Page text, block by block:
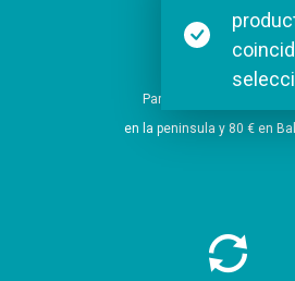
Envío Gratis
Para pedidos a partir de
en la peninsula y 80 € en